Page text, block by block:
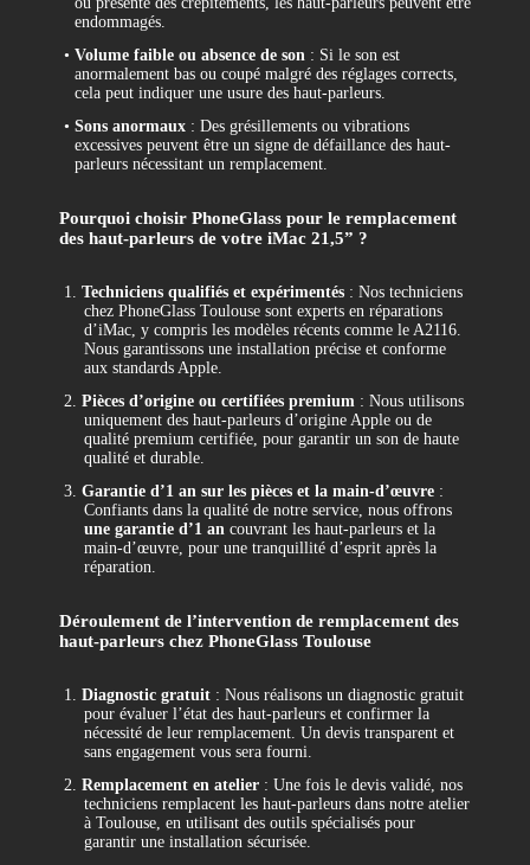
endommagés.
• Volume faible ou absence de son : Si le son est
anormalement bas ou coupé malgré des réglages corrects,
cela peut indiquer une usure des haut-parleurs.
• Sons anormaux : Des grésillements ou vibrations
excessives peuvent être un signe de défaillance des haut-
parleurs nécessitant un remplacement.
Pourquoi choisir PhoneGlass pour le remplacement
des haut-parleurs de votre iMac 21,5” ?
1. Techniciens qualifiés et expérimentés : Nos techniciens
chez PhoneGlass Toulouse sont experts en réparations
d’iMac, y compris les modèles récents comme le A2116.
Nous garantissons une installation précise et conforme
aux standards Apple.
2. Pièces d’origine ou certifiées premium : Nous utilisons
uniquement des haut-parleurs d’origine Apple ou de
qualité premium certifiée, pour garantir un son de haute
qualité et durable.
3. Garantie d’1 an sur les pièces et la main-d’œuvre :
Confiants dans la qualité de notre service, nous offrons
une garantie d’1 an couvrant les haut-parleurs et la
main-d’œuvre, pour une tranquillité d’esprit après la
réparation.
Déroulement de l’intervention de remplacement des
haut-parleurs chez PhoneGlass Toulouse
1. Diagnostic gratuit : Nous réalisons un diagnostic gratuit
pour évaluer l’état des haut-parleurs et confirmer la
nécessité de leur remplacement. Un devis transparent et
sans engagement vous sera fourni.
2. Remplacement en atelier : Une fois le devis validé, nos
techniciens remplacent les haut-parleurs dans notre atelier
à Toulouse, en utilisant des outils spécialisés pour
garantir une installation sécurisée.